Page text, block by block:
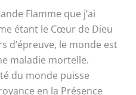
Flamme que j’ai
étant le Cœur de Dieu
d’épreuve, le monde est
maladie mortelle.
du monde puisse
en la Présence